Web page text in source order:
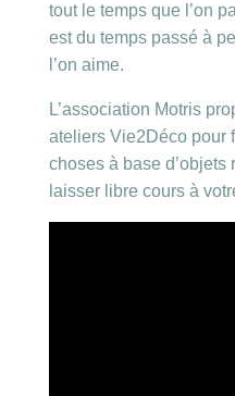
tout le temps que l’on
est du temps passé à
l’on aime.
L’association Motris
ateliers Vie2Déco pour
choses à base d’objets
laisser libre cours à